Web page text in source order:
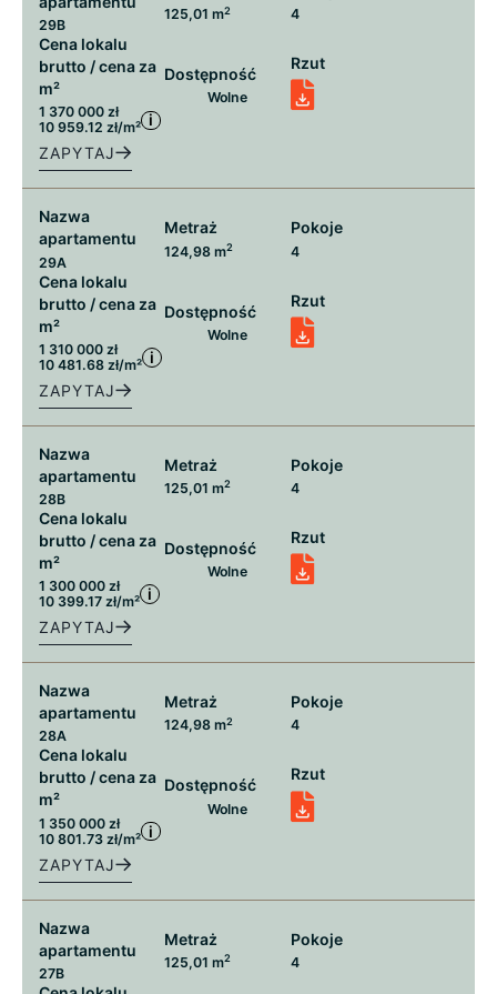
29B
125,01 m2 4
Cena lokalu
brutto / cena za
m²
1 370 000 zł
10 959.12 zł/m² i
Dostępność
Wolne
Rzut
ZAPYTAJ
Nazwa
apartamentu
29A
Metraż
124,98 m2
Pokoje
4
Cena lokalu
brutto / cena za
m²
1 310 000 zł
10 481.68 zł/m² i
Dostępność
Wolne
Rzut
ZAPYTAJ
Nazwa
apartamentu
28B
Metraż
125,01 m2
Pokoje
4
Cena lokalu
brutto / cena za
m²
1 300 000 zł
10 399.17 zł/m² i
Dostępność
Wolne
Rzut
ZAPYTAJ
Nazwa
apartamentu
28A
Metraż
124,98 m2
Pokoje
4
Cena lokalu
brutto / cena za
m²
1 350 000 zł
10 801.73 zł/m² i
Dostępność
Wolne
Rzut
ZAPYTAJ
Nazwa
apartamentu
27B
Metraż
125,01 m2
Pokoje
4